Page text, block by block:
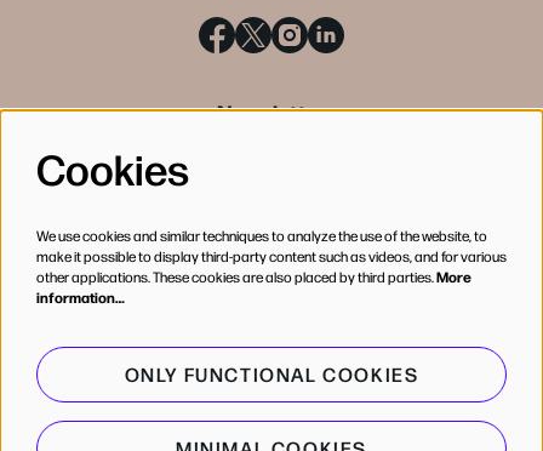
Newsletter
Cookies
We use cookies and similar techniques to analyze the use of the website, to
make it possible to display third-party content such as videos, and for various
other applications. These cookies are also placed by third parties.More
information…
ONLY FUNCTIONAL COOKIES